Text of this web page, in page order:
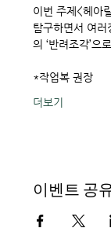
이번 주제<헤아
탐구하면서 여
의 ‘반려조각’으
*작업복 권장
더보기
이벤트 공